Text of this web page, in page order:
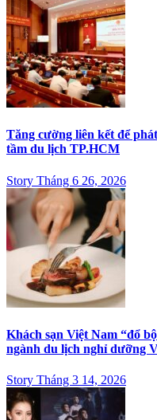
Tăng cường liên kết để
tầm du lịch TP.HCM
Story Tháng 6 26, 2026
Khách sạn Việt Nam “đổ
ngành du lịch nghỉ dưỡng
Story Tháng 3 14, 2026